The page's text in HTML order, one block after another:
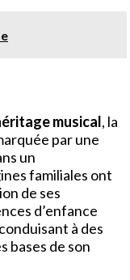
musical, la
par une
un
familiales ont
de ses
d’enfance
à des
bases de son